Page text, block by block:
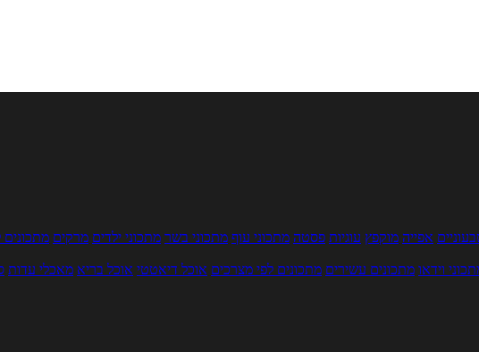
אפייה מוקפץ עוגיות פסטה מתכוני עוף מתכוני בשר מתכוני ילדים מרקים מתכונים
וידאו מתכונים עשירים מתכונים לפי מצרכים אוכל דיאטטי אוכל בריא מאכלי עדות